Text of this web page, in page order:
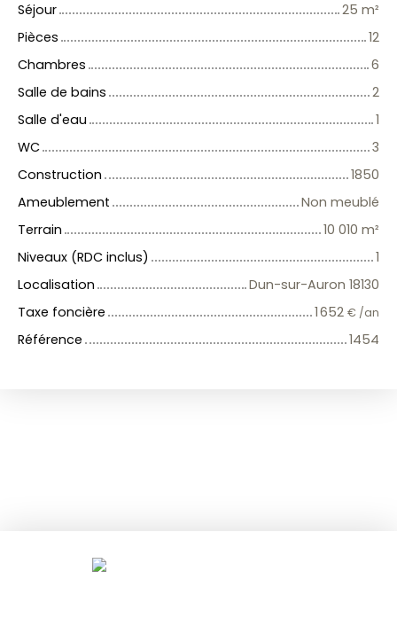
Séjour
25 m²
Pièces
12
Chambres
6
Salle de bains
2
Salle d'eau
1
WC
3
Construction
1850
Ameublement
Non meublé
Terrain
10 010 m²
Niveaux (RDC inclus)
1
Localisation
Dun-sur-Auron 18130
Taxe foncière
1 652 € /an
Référence 1454